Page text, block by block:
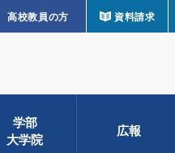
高校教員の方 資料請求
学部
大学院
広報